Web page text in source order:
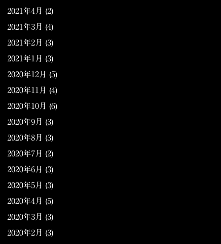
2021年4月 (2)
2021年3月 (4)
2021年2月 (3)
2021年1月 (3)
2020年12月 (5)
2020年11月 (4)
2020年10月 (6)
2020年9月 (3)
2020年8月 (3)
2020年7月 (2)
2020年6月 (3)
2020年5月 (3)
2020年4月 (5)
2020年3月 (3)
2020年2月 (3)